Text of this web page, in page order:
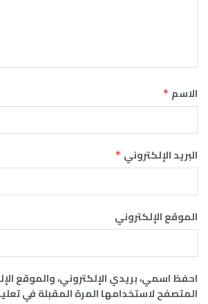
الاسم *
البريد الإلكتروني *
الموقع الإلكتروني
احفظ اسمي، بريدي الإلكتروني، والموقع
المتصفح لاستخدامها المرة المقبلة في